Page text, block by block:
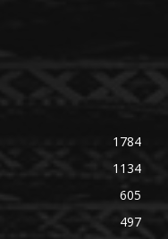
1784
1134
605
497